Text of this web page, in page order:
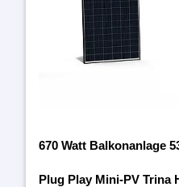
670 Watt Balkonanlage
Plug Play Mini-PV Trina